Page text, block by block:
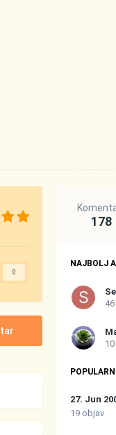
0
178
NAJBOLJ
27. Jun
19 objav